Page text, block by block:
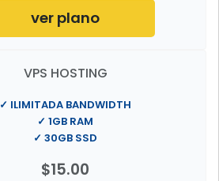
ver plano
VPS HOSTING
$15.00
✓ ILIMITADA BANDWIDTH
✓ 1GB RAM
✓ 30GB SSD